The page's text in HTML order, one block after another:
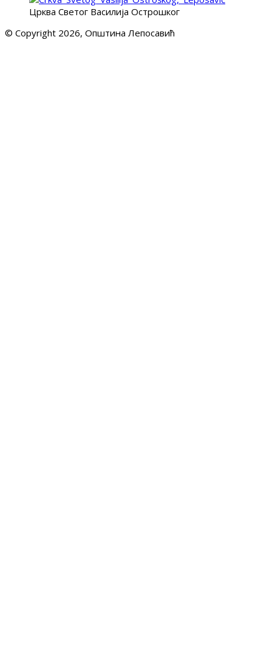
Црква Светог Василија Острошког
© Copyright 2026, Општина Лепосавић